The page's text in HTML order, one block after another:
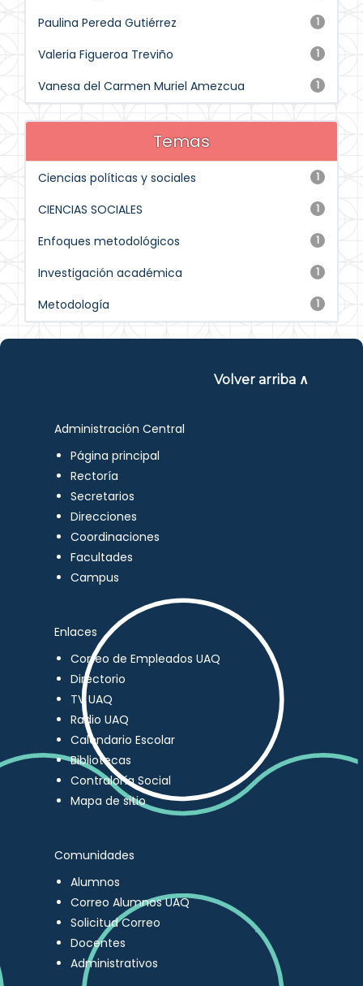
1
Paulina Pereda Gutiérrez
1
Valeria Figueroa Treviño
1
Vanesa del Carmen Muriel Amezcua
Temas
1
Ciencias políticas y sociales
1
CIENCIAS SOCIALES
1
Enfoques metodológicos
1
Investigación académica
1
Metodología
Volver arriba ∧
Administración Central
Página principal
Rectoría
Secretarios
Direcciones
Coordinaciones
Facultades
Campus
Enlaces
Correo de Empleados UAQ
Directorio
TV UAQ
Radio UAQ
Calendario Escolar
Bibliotecas
Contraloría Social
Mapa de sitio
Comunidades
Alumnos
Correo Alumnos UAQ
Solicitud Correo
Docentes
Administrativos